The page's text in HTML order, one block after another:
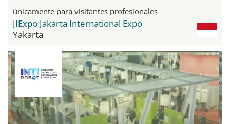
únicamente para visitantes profesionales
JIExpo Jakarta International Expo
Yakarta